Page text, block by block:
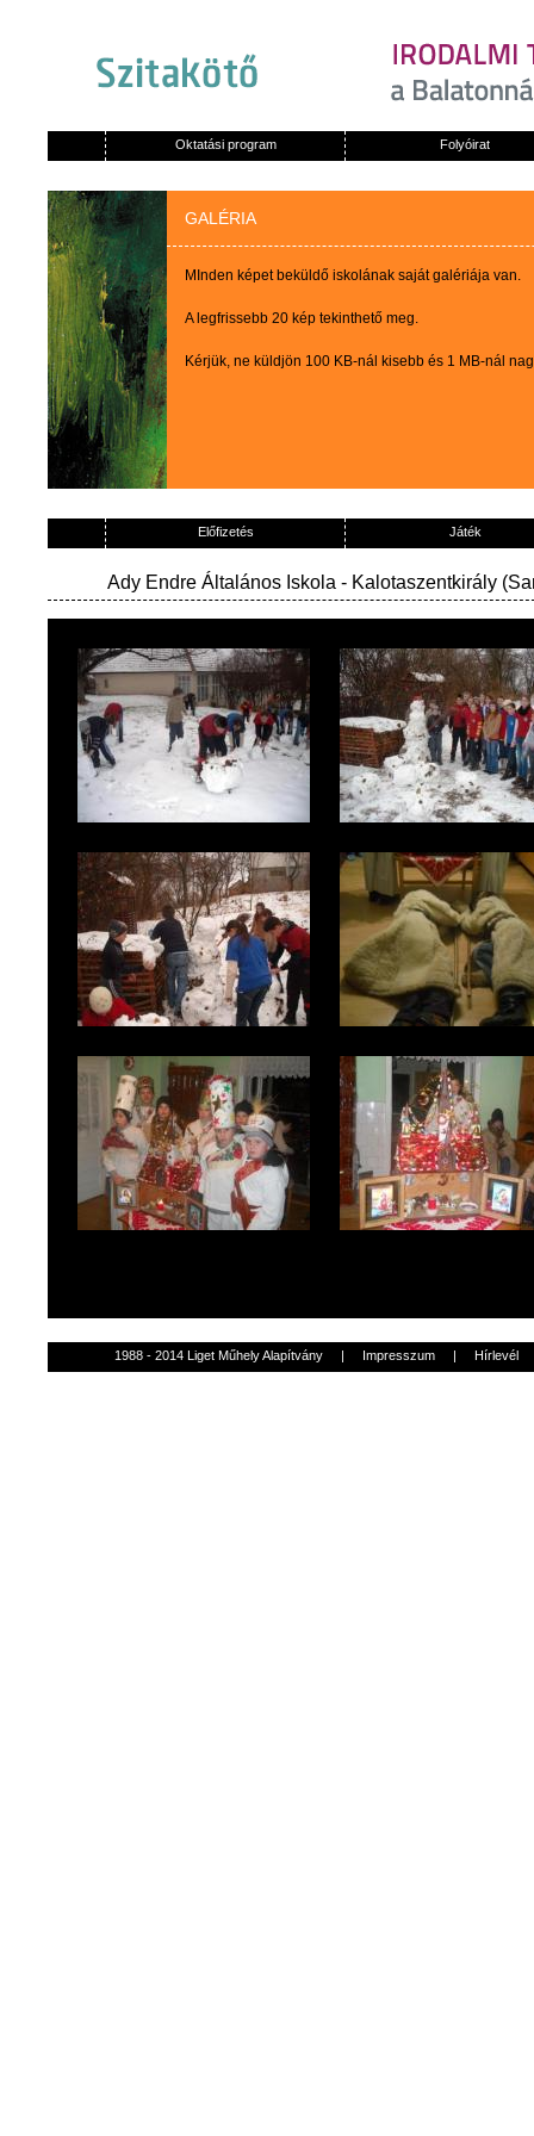
Oktatási program Folyóirat
GALÉRIA
MInden képet beküldő iskolának saját galériája van.
A legfrissebb 20 kép tekinthető meg.
Kérjük, ne küldjön 100 KB-nál kisebb és 1 MB-nál
Előfizetés Játék
Ady Endre Általános Iskola - Kalotaszentkirály
1988 - 2014 Liget Műhely Alapítvány | Impresszum | Hírlevél